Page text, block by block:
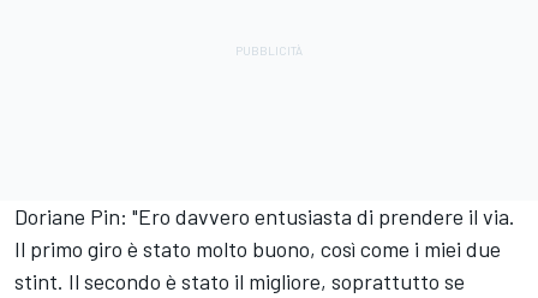
Doriane Pin: "Ero davvero entusiasta di prendere il via.
Il primo giro è stato molto buono, così come i miei due
stint. Il secondo è stato il migliore, soprattutto se